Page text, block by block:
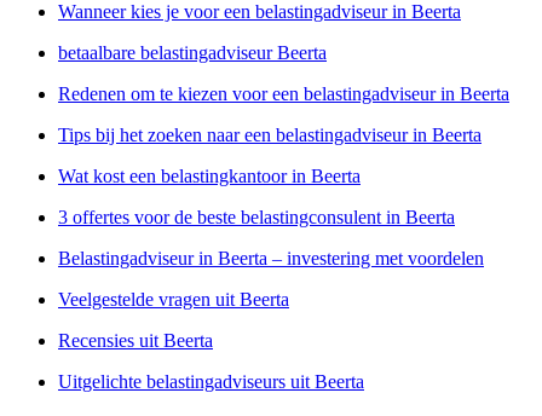
Wanneer kies je voor een belastingadviseur in Beerta
betaalbare belastingadviseur Beerta
Redenen om te kiezen voor een belastingadviseur in Beerta
Tips bij het zoeken naar een belastingadviseur in Beerta
Wat kost een belastingkantoor in Beerta
3 offertes voor de beste belastingconsulent in Beerta
Belastingadviseur in Beerta – investering met voordelen
Veelgestelde vragen uit Beerta
Recensies uit Beerta
Uitgelichte belastingadviseurs uit Beerta